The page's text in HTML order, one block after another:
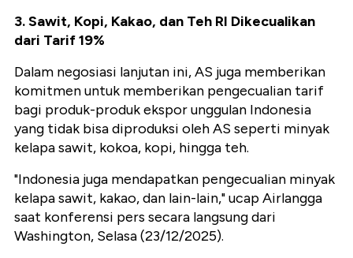
3. Sawit, Kopi, Kakao, dan Teh RI Dikecualikan
dari Tarif 19%
Dalam negosiasi lanjutan ini, AS juga memberikan
komitmen untuk memberikan pengecualian tarif
bagi produk-produk ekspor unggulan Indonesia
yang tidak bisa diproduksi oleh AS seperti minyak
kelapa sawit, kokoa, kopi, hingga teh.
"Indonesia juga mendapatkan pengecualian minyak
kelapa sawit, kakao, dan lain-lain," ucap Airlangga
saat konferensi pers secara langsung dari
Washington, Selasa (23/12/2025).